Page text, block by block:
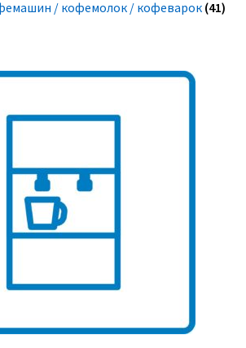
/ кофемолок / кофеварок (41)